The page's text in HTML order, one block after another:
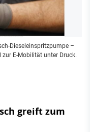
Dieseleinspritzpumpe –
E-Mobilität unter Druck.
greift zum